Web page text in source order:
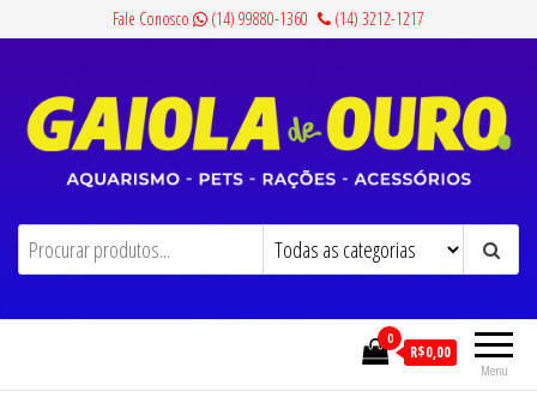
conteúdo
Fale Conosco (14) 99880-1360 (14) 3212-1217
Gaiola de Ouro Aquarismo, Pets, Rações e Acessórios
Menu
0
R$0,00